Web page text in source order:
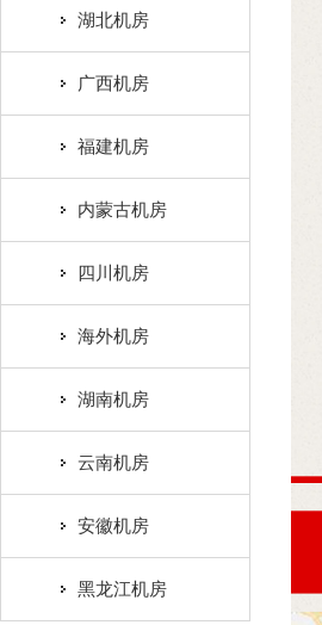
湖北机房
广西机房
福建机房
内蒙古机房
四川机房
海外机房
湖南机房
云南机房
安徽机房
黑龙江机房